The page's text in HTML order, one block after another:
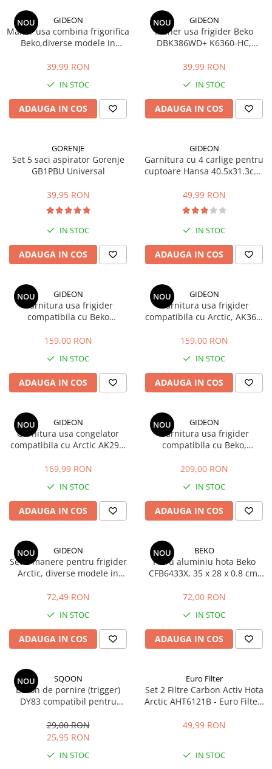
Accesorii Electrocasnice Mici
Filtre Purificatoare Aer
Accesorii Piese Aer Conditionat
NOU GIDEON
Maner usa combina frigorifica
Beko,diverse modele in
22.5 cm
39,99 RON
IN STOC
ADAUGA IN COS
NOU GIDEON
Maner usa frigider Beko
DBK386WD+ K6360-HC,
39,99 RON
IN STOC
ADAUGA IN COS
GORENJE
Set 5 saci aspirator Gorenje
GB1PBU Universal
39,95 RON
IN STOC
ADAUGA IN COS
GIDEON
Garnitura cu 4 carlige pentru
cuptoare Hansa 40.5x31.3cm,
FCC, BOE, 1092, 1093,
8066308, 8065348
49,99 RON
IN STOC
ADAUGA IN COS
NOU GIDEON
Garnitura usa frigider
compatibila cu Beko
DBK386WD, DBK3862WD,
58 cm
159,00 RON
IN STOC
ADAUGA IN COS
NOU GIDEON
Garnitura usa frigider
compatibila cu Arctic, AK366,
K6370 , magnetica, 113, 5 x 58
159,00 RON
IN STOC
ADAUGA IN COS
NOU GIDEON
Garnitura usa congelator
compatibila cu Arctic AK296,
magnetica, 73,5cm x 58cm
169,99 RON
IN STOC
ADAUGA IN COS
NOU GIDEON
Garnitura usa frigider
compatibila cu Beko,
RCSA406, K60406, magnetica,
209,00 RON
IN STOC
ADAUGA IN COS
NOU GIDEON
Set 2 manere pentru frigider
Arctic, diverse modele in
21.5 cm
72,49 RON
IN STOC
ADAUGA IN COS
NOU BEKO
Filtru aluminiu hota Beko
CFB6433X, 35 x 28 x 0.8 cm,
72,00 RON
IN STOC
ADAUGA IN COS
NOU SQOON
Buton de pornire (trigger)
DY83 compatibil pentru
piesa de schimb pentru
carcasa 970148-01
29,00 RON
25,95 RON
IN STOC
Euro Filter
Set 2 Filtre Carbon Activ Hota
Arctic AHT6121B - Euro Filter,
49,99 RON
IN STOC